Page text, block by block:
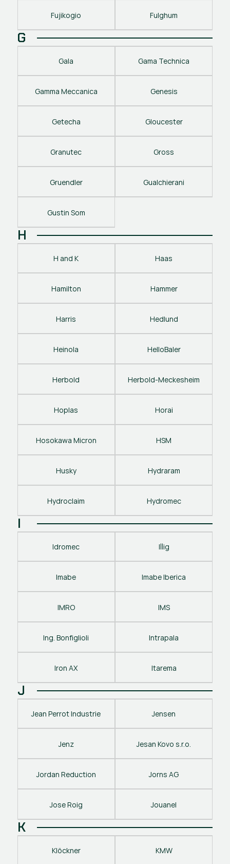
Fujikogio Fulghum
G
Gala Gama Technica
Gamma Meccanica Genesis
Getecha Gloucester
Granutec Gross
Gruendler Gualchierani
Gustin Som
H
H and K Haas
Hamilton Hammer
Harris Hedlund
Heinola HelloBaler
Herbold Herbold-Meckesheim
Hoplas Horai
Hosokawa Micron HSM
Husky Hydraram
Hydroclaim Hydromec
I
Idromec Illig
Imabe Imabe Iberica
IMRO IMS
Ing. Bonfiglioli Intrapala
Iron AX Itarema
J
Jean Perrot Industrie Jensen
Jenz Jesan Kovo s.r.o.
Jordan Reduction Jorns AG
Jose Roig Jouanel
K
Klöckner KMW